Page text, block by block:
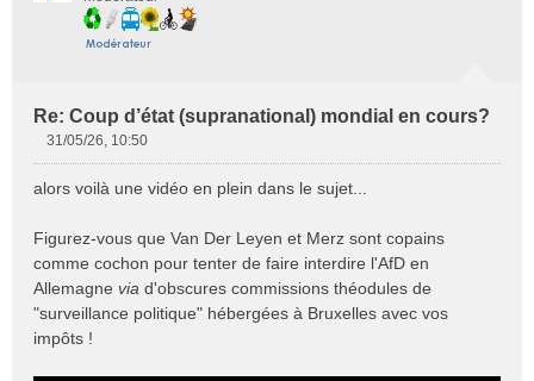
Re: Coup d’état (supranational) mondial en cours?
s
a
g
e
n
31/05/26, 10:50
alors voilà une vidéo en plein dans le sujet...
Figurez-vous que Van Der Leyen et Merz sont copains
comme cochon pour tenter de faire interdire l'AfD en
Allemagne via d'obscures commissions théodules de
"surveillance politique" hébergées à Bruxelles avec vos
impôts !